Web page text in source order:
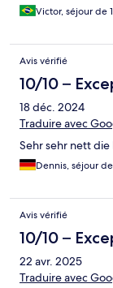
Victor, séjour de
Avis vérifié
10/10 –
18 déc. 2024
Traduire avec
Sehr sehr nett die
Dennis, séjour
Avis vérifié
10/10 –
22 avr. 2025
Traduire avec